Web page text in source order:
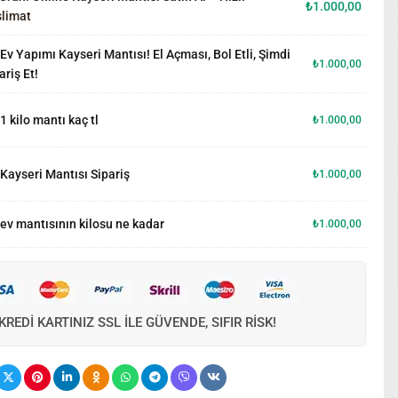
₺1.000,00
Ev Yapımı Kayseri Mantısı! El Açması, Bol Etli, Şimdi
Et!
₺1.000,00
1 kilo mantı kaç tl ₺1.000,00
Kayseri Mantısı Sipariş ₺1.000,00
ev mantısının kilosu ne kadar ₺1.000,00
KREDI KARTINIZ SSL ILE GÜVENDE, SIFIR RISK!